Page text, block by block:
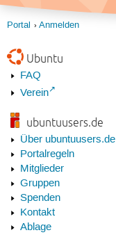
Portal Anmelden
Ubuntu
FAQ
Verein
ubuntuusers.de
Über ubuntuusers.de
Portalregeln
Mitglieder
Gruppen
Spenden
Kontakt
Ablage